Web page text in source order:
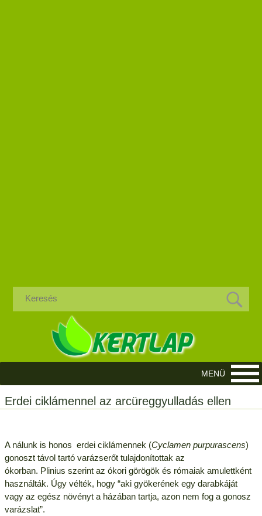
Erdei ciklámennel az arcüreggyulladás ellen
A nálunk is honos erdei ciklámennek (Cyclamen purpurascens)
gonoszt távol tartó varázserőt tulajdonítottak az
ókorban. Plinius szerint az ókori görögök és rómaiak amulettként
használták. Úgy vélték, hogy “aki gyökerének egy darabkáját
vagy az egész növényt a házában tartja, azon nem fog a gonosz
varázslat”.